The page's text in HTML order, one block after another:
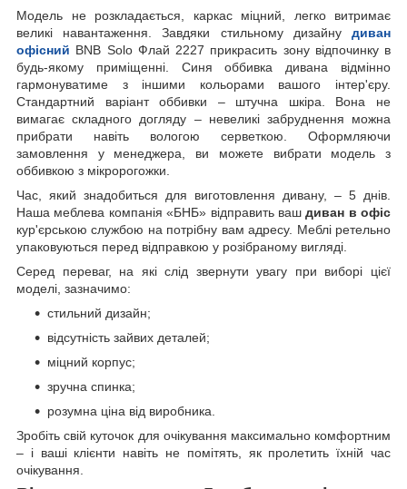
Модель не розкладається, каркас міцний, легко витримає
великі навантаження. Завдяки стильному дизайну
диван
офісний BNB Solo Флай 2227 прикрасить зону відпочинку в
будь-якому приміщенні. Синя оббивка дивана відмінно
гармонуватиме з іншими кольорами вашого інтер'єру.
Стандартний варіант оббивки – штучна шкіра. Вона не
вимагає складного догляду – невеликі забруднення можна
прибрати навіть вологою серветкою. Оформляючи
замовлення у менеджера, ви можете вибрати модель з
оббивкою з мікророгожки.
Час, який знадобиться для виготовлення дивану, – 5 днів.
Наша меблева компанія «БНБ» відправить вашдиван в офіс
кур'єрською службою на потрібну вам адресу. Меблі ретельно
упаковуються перед відправкою у розібраному вигляді.
Серед переваг, на які слід звернути увагу при виборі цієї
моделі, зазначимо:
стильний дизайн;
відсутність зайвих деталей;
міцний корпус;
зручна спинка;
розумна ціна від виробника.
Зробіть свій куточок для очікування максимально комфортним
– і ваші клієнти навіть не помітять, як пролетить їхній час
очікування.